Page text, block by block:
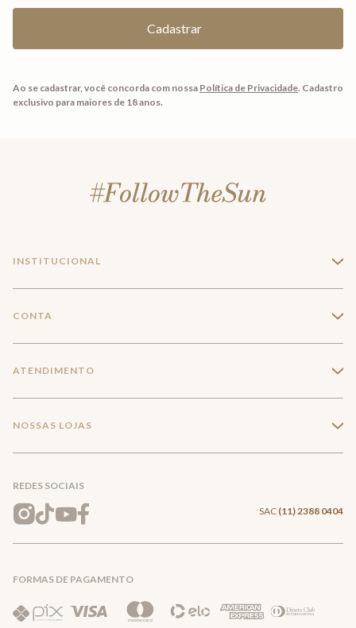
Ao se cadastrar, você concorda com nossa Política de Privacidade. Cadastro
exclusivo para maiores de 18 anos.
INSTITUCIONAL +
Trabalhe conosco
Mapa do Site
CONTA +
Meus pedidos
Wishlist
ATENDIMENTO +
Entrega e Frete
Trocas e Devoluções
NOSSAS LOJAS +
REDES SOCIAIS
SAC (11) 2388 0404
FORMAS DE PAGAMENTO